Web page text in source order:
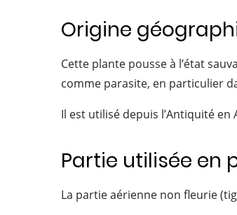
Origine
Cette plante pousse à l’état
comme parasite, en particulier
Il est utilisé depuis l’Antiquité
Partie utilisée en
La partie aérienne non fleurie